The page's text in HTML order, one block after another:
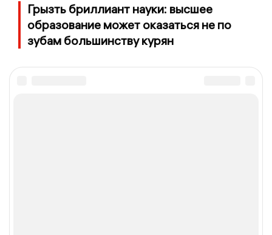
Грызть бриллиант науки: высшее
образование может оказаться не по
зубам большинству курян